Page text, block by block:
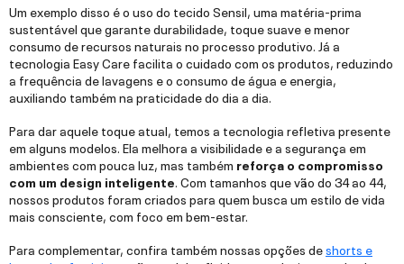
Um exemplo disso é o uso do tecido Sensil, uma matéria-prima
sustentável que garante durabilidade, toque suave e menor
consumo de recursos naturais no processo produtivo. Já a
tecnologia Easy Care facilita o cuidado com os produtos, reduzindo
a frequência de lavagens e o consumo de água e energia,
auxiliando também na praticidade do dia a dia.
Para dar aquele toque atual, temos a tecnologia refletiva presente
em alguns modelos. Ela melhora a visibilidade e a segurança em
ambientes com pouca luz, mas também reforça o compromisso
com um design inteligente . Com tamanhos que vão do 34 ao 44,
nossos produtos foram criados para quem busca um estilo de vida
mais consciente, com foco em bem-estar.
Para complementar, confira também nossas opções deshorts e